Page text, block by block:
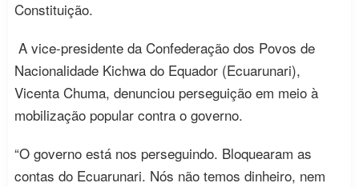
Constituição.
A vice-presidente da Confederação dos Povos de
Nacionalidade Kichwa do Equador (Ecuarunari),
Vicenta Chuma, denunciou perseguição em meio à
mobilização popular contra o governo.
“O governo está nos perseguindo. Bloquearam as
contas do Ecuarunari. Nós não temos dinheiro, nem